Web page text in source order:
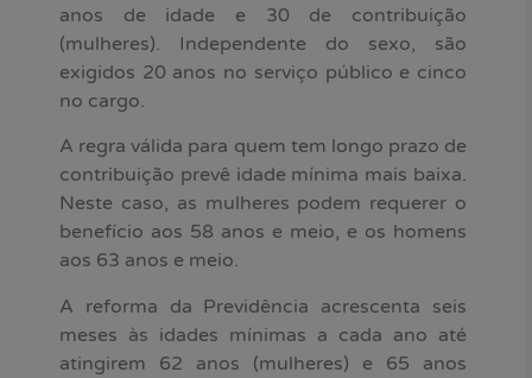
anos de idade e 30 de contribuição
(mulheres). Independente do sexo, são
exigidos 20 anos no serviço público e cinco
no cargo.
A regra válida para quem tem longo prazo de
contribuição prevê idade mínima mais baixa.
Neste caso, as mulheres podem requerer o
benefício aos 58 anos e meio, e os homens
aos 63 anos e meio.
A reforma da Previdência acrescenta seis
meses às idades mínimas a cada ano até
atingirem 62 anos (mulheres) e 65 anos